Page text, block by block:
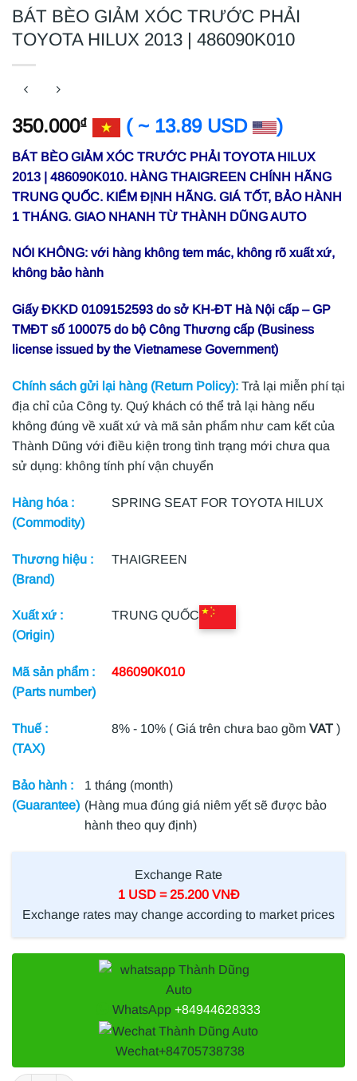
BÁT BÈO GIẢM XÓC TRƯỚC PHẢI
TOYOTA HILUX 2013 | 486090K010
350.000₫ ( ~ 13.89 USD )
BÁT BÈO GIẢM XÓC TRƯỚC PHẢI TOYOTA HILUX
2013 | 486090K010. HÀNG THAIGREEN CHÍNH HÃNG
TRUNG QUỐC. KIỂM ĐỊNH HÃNG. GIÁ TỐT, BẢO HÀNH
1 THÁNG. GIAO NHANH TỪ THÀNH DŨNG AUTO
NÓI KHÔNG: với hàng không tem mác, không rõ xuất xứ,
không bảo hành
Giấy ĐKKD 0109152593 do sở KH-ĐT Hà Nội cấp – GP
TMĐT số 100075 do bộ Công Thương cấp (Business
license issued by the Vietnamese Government)
Chính sách gửi lại hàng (Return Policy): Trả lại miễn phí tại
địa chỉ của Công ty. Quý khách có thể trả lại hàng nếu
không đúng về xuất xứ và mã sản phẩm như cam kết của
Thành Dũng với điều kiện trong tình trạng mới chưa qua
sử dụng: không tính phí vận chuyển
Hàng hóa :
(Commodity)
SPRING SEAT FOR TOYOTA HILUX
Thương hiệu :
(Brand)
THAIGREEN
Xuất xứ :
(Origin)
TRUNG QUỐC
Mã sản phẩm :
(Parts number)
486090K010
Thuế :
(TAX)
8% - 10% ( Giá trên chưa bao gồmVAT )
Bảo hành :
(Guarantee)
1 tháng (month)
(Hàng mua đúng giá niêm yết sẽ được bảo
hành theo quy định)
Exchange Rate
1 USD = 25.200 VNĐ
Exchange rates may change according to market prices
WhatsApp +84944628333
Wechat+84705738738